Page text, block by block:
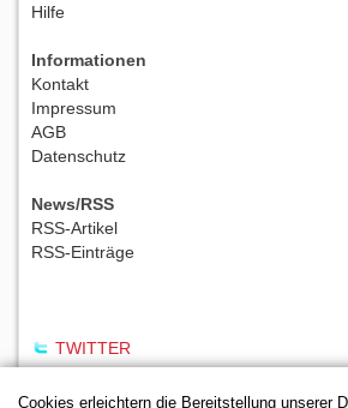
Cookies erleichtern die Bereitstellung unserer
Hilfe
Informationen
Kontakt
Impressum
AGB
Datenschutz
News/RSS
RSS-Artikel
RSS-Einträge
TWITTER